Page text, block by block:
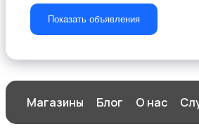
Настольные игры
Другое
Показать объявления
Магазины Блог О нас